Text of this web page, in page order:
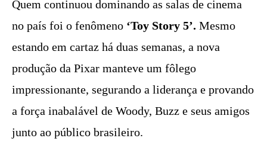
Quem continuou dominando as salas de cinema
no país foi o fenômeno ‘Toy Story 5’. Mesmo
estando em cartaz há duas semanas, a nova
produção da Pixar manteve um fôlego
impressionante, segurando a liderança e provando
a força inabalável de Woody, Buzz e seus amigos
junto ao público brasileiro.